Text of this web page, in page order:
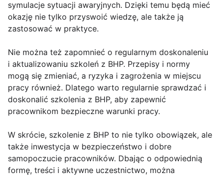
symulacje sytuacji awaryjnych. Dzięki temu będą mieć
okazję nie tylko przyswoić wiedzę, ale także ją
zastosować w praktyce.
Nie można też zapomnieć o regularnym doskonaleniu
i aktualizowaniu szkoleń z BHP. Przepisy i normy
mogą się zmieniać, a ryzyka i zagrożenia w miejscu
pracy również. Dlatego warto regularnie sprawdzać i
doskonalić szkolenia z BHP, aby zapewnić
pracownikom bezpieczne warunki pracy.
W skrócie, szkolenie z BHP to nie tylko obowiązek, ale
także inwestycja w bezpieczeństwo i dobre
samopoczucie pracowników. Dbając o odpowiednią
formę, treści i aktywne uczestnictwo, można